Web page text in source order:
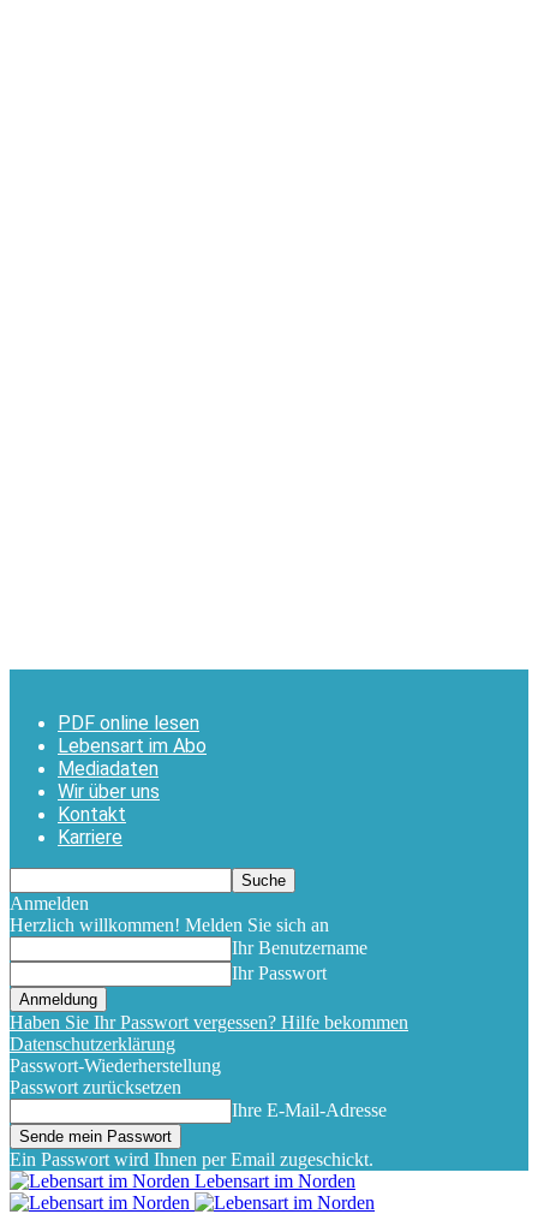
PDF online lesen
Lebensart im Abo
Mediadaten
Wir über uns
Kontakt
Karriere
Anmelden
Herzlich willkommen! Melden Sie sich an
Ihr Benutzername
Ihr Passwort
Haben Sie Ihr Passwort vergessen? Hilfe bekommen
Datenschutzerklärung
Passwort-Wiederherstellung
Passwort zurücksetzen
Ihre E-Mail-Adresse
Ein Passwort wird Ihnen per Email zugeschickt.
Lebensart im Norden